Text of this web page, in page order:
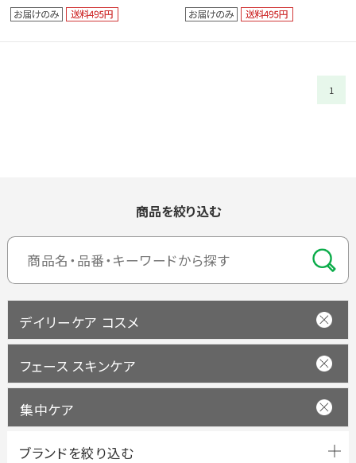
1
商品を絞り込む
デイリーケア コスメ
フェース スキンケア
集中ケア
ブランドを絞り込む